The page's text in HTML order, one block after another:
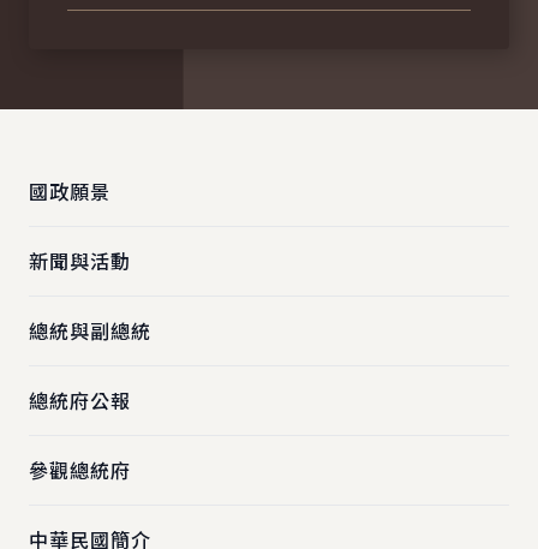
國政願景
新聞與活動
總統與副總統
總統府公報
參觀總統府
中華民國簡介